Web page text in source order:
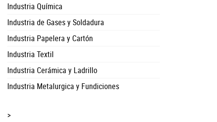
Industria Química
Industria de Gases y Soldadura
Industria Papelera y Cartón
Industria Textil
Industria Cerámica y Ladrillo
Industria Metalurgica y Fundiciones
>